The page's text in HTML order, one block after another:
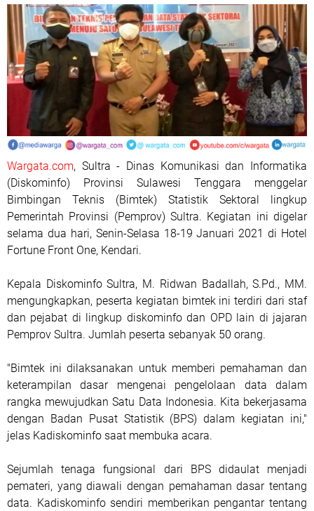
Wargata.com, Sultra - Dinas Komunikasi dan Informatika
(Diskominfo) Provinsi Sulawesi Tenggara menggelar
Bimbingan Teknis (Bimtek) Statistik Sektoral lingkup
Pemerintah Provinsi (Pemprov) Sultra. Kegiatan ini digelar
selama dua hari, Senin-Selasa 18-19 Januari 2021 di Hotel
Fortune Front One, Kendari.
Kepala Diskominfo Sultra, M. Ridwan Badallah, S.Pd., MM.
mengungkapkan, peserta kegiatan bimtek ini terdiri dari staf
dan pejabat di lingkup diskominfo dan OPD lain di jajaran
Pemprov Sultra. Jumlah peserta sebanyak 50 orang.
"Bimtek ini dilaksanakan untuk memberi pemahaman dan
keterampilan dasar mengenai pengelolaan data dalam
rangka mewujudkan Satu Data Indonesia. Kita bekerjasama
dengan Badan Pusat Statistik (BPS) dalam kegiatan ini,"
jelas Kadiskominfo saat membuka acara.
Sejumlah tenaga fungsional dari BPS didaulat menjadi
pemateri, yang diawali dengan pemahaman dasar tentang
data. Kadiskominfo sendiri memberikan pengantar tentang